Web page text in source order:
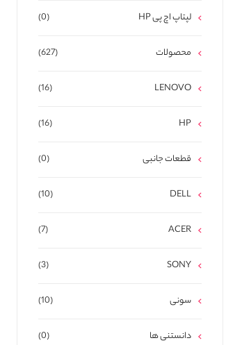
(0) لپتاپ اچ پی HP
(627) محصولات
(16) LENOVO
(16) HP
(0) قطعات جانبی
(10) DELL
(7) ACER
(3) SONY
(10) سونی
(0) دانستنی ها